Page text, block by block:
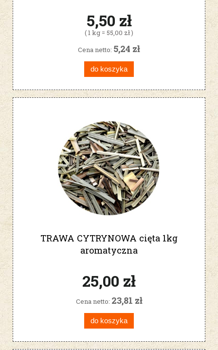
5,50 zł
( 1 kg = 55,00 zł )
Cena netto: 5,24 zł
do koszyka
TRAWA CYTRYNOWA cięta 1kg
aromatyczna
25,00 zł
Cena netto: 23,81 zł
do koszyka